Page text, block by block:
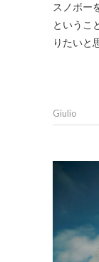
スノボー
というこ
りたいと
Giulio